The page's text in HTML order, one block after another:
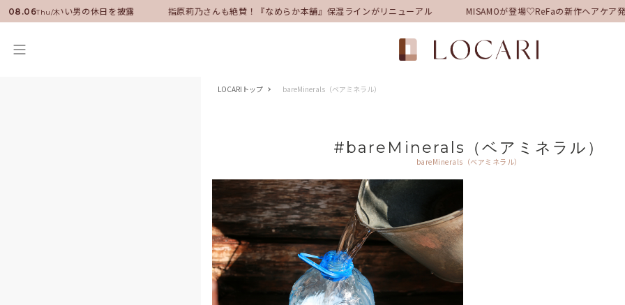
08.06Thu/木
ーに就任！いい男の休日を披露 指原莉乃さんも絶賛！『なめらか本舗』保湿ラインがリニューアル MISAMOが登場♡ReFaの新作ヘアケア
LOCARIトップ bareMinerals（ベアミネラル）
#bareMinerals（ベアミネラル）
bareMinerals（ベアミネラル）